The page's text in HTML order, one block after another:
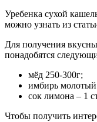
Уребенка сухой
можно узнать из
Для получения
понадобятся
мёд 250-300г;
имбирь молотый
сок лимона – 1
Чтобы получить